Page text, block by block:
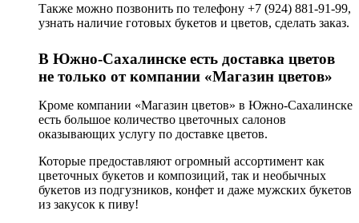
Также можно позвонить по телефону +7 (924) 881-91-99,
узнать наличие готовых букетов и цветов, сделать заказ.
В Южно-Сахалинске есть доставка цветов
не только от компании «Магазин цветов»
Кроме компании «Магазин цветов» в Южно-Сахалинске
есть большое количество цветочных салонов
оказывающих услугу по доставке цветов.
Которые предоставляют огромный ассортимент как
цветочных букетов и композиций, так и необычных
букетов из подгузников, конфет и даже мужских букетов
из закусок к пиву!